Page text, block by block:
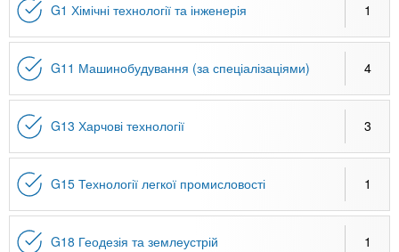
G1 Хімічні технології та інженерія 1
G11 Машинобудування (за спеціалізаціями) 4
G13 Харчові технології 3
G15 Технології легкої промисловості 1
G18 Геодезія та землеустрій 1